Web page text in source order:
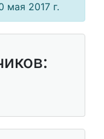
мая 2017 г.